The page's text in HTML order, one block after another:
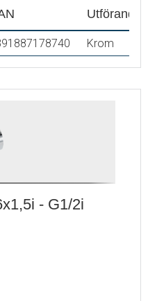
Utförande
Krom
- G1/2i